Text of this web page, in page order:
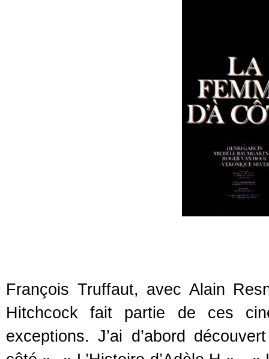
François Truffaut, avec Alain
Hitchcock fait partie de ces
exceptions. J’ai d’abord